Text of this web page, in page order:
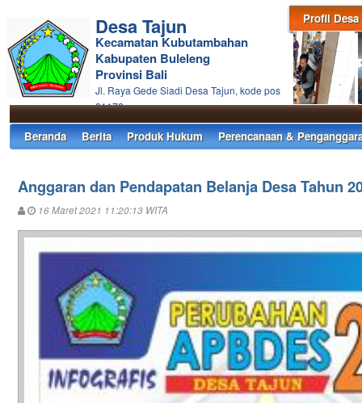
Profil Desa
Desa Tajun
Kecamatan Kubutambahan
Kabupaten Buleleng
Provinsi Bali
Jl. Raya Gede Siadi Desa Tajun, kode pos
81172
Beranda Berita Produk Hukum Perencanaan &
Anggaran dan Pendapatan Belanja Desa Tahun
16 Maret 2021 11:20:13 WITA